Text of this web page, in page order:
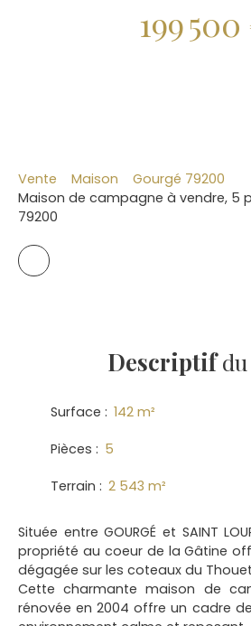
199 500
Vente Maison
Gourgé 79200
Maison de campagne à vendre, 5
79200
Descriptifdu
Surface : 142 m²
Pièces : 5
Terrain : 2 543 m²
Située entre GOURGÉ et SAINT
propriété au coeur de la Gâtine
dégagée sur les coteaux du
Cette charmante maison de
rénovée en 2004 offre un cadre